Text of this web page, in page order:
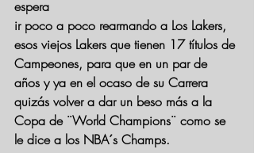
espera
ir poco a poco rearmando a Los Lakers,
esos viejos Lakers que tienen 17 títulos de
Campeones, para que en un par de
años y ya en el ocaso de su Carrera
quizás volver a dar un beso más a la
Copa de ¨World Champions¨ como se
le dice a los NBA´s Champs.